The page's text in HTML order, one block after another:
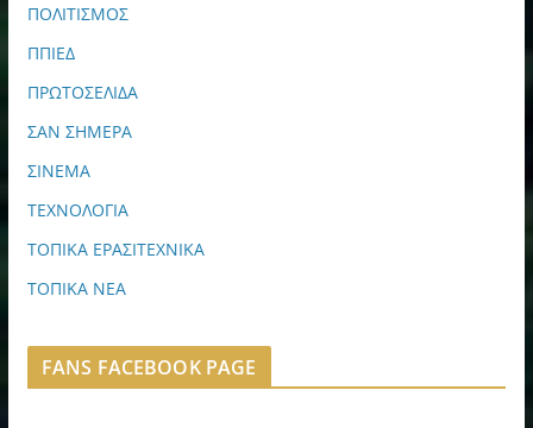
ΠΟΛΙΤΙΣΜΟΣ
ΠΠΙΕΔ
ΠΡΩΤΟΣΕΛΙΔΑ
ΣΑΝ ΣΗΜΕΡΑ
ΣΙΝΕΜΑ
ΤΕΧΝΟΛΟΓΙΑ
ΤΟΠΙΚΑ ΕΡΑΣΙΤΕΧΝΙΚΑ
ΤΟΠΙΚΑ ΝΕΑ
FANS FACEBOOK PAGE